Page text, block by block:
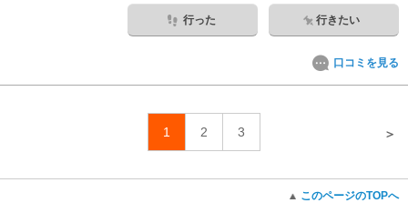
行った 行きたい
口コミを見る
1 2 3 ＞
このページのTOPへ